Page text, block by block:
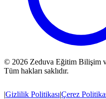
© 2026 Zeduva Eğitim Bilişim
Tüm hakları saklıdır.
|Gizlilik Politikası|Çerez